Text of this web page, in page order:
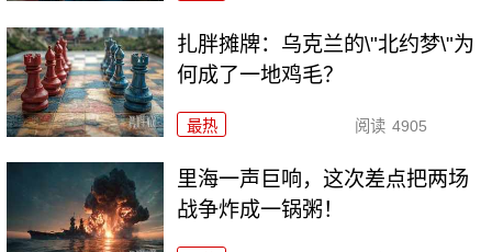
扎胖摊牌：乌克兰的\"北约梦\"为
何成了一地鸡毛？
最热 阅读 4905
里海一声巨响，这次差点把两场
战争炸成一锅粥！